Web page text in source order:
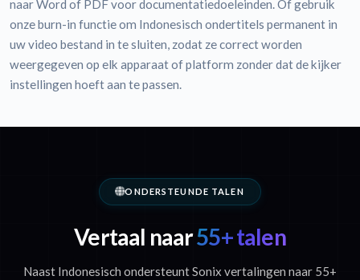
naar Word of PDF voor documentatiedoeleinden. Of gebruik
onze burn-in functie om Indonesisch ondertitels permanent in
uw video bestand in te sluiten, zodat ze correct worden
weergegeven op elk apparaat of platform zonder dat de kijker
instellingen hoeft aan te passen.
ONDERSTEUNDE TALEN
Vertaal naar55+ talen
Naast Indonesisch ondersteunt Sonix vertalingen naar 55+